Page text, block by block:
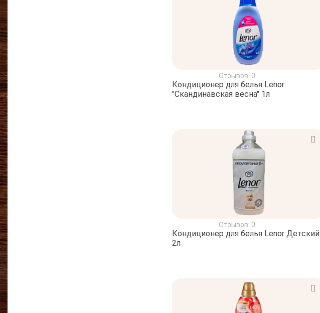
Отзывов: 0
Кондиционер для белья Lenor
"Скандинавская весна" 1л
Отзывов: 0
Кондиционер для белья Lenor Детский
2л